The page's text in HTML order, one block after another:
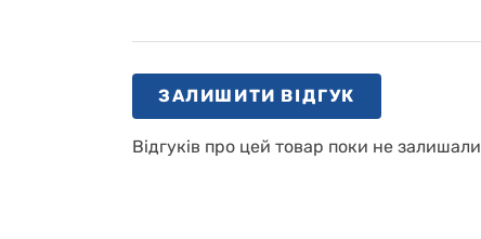
ЗАЛИШИТИ ВІДГУК
Відгуків про цей товар поки не